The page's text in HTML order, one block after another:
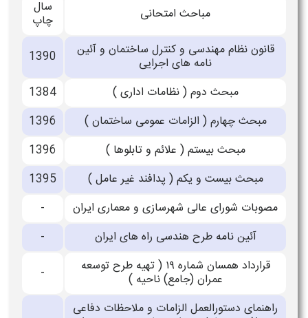
مباحث امتحانی
سال
چاپ
قانون نظام مهندسی و کنترل ساختمان و آئین
نامه های اجرایی
1390
مبحث دوم ( نظامات اداری )
1384
مبحث چهارم ( الزامات عمومی ساختمان )
1396
مبحث بيستم ( علائم و تابلوها )
1396
مبحث بيست و يکم ( پدافند غير عامل )
1395
مصوبات شورای عالی شهرسازی و معماری ايران
-
آئین نامه طرح هندسی راه های ایران
-
قرارداد همسان شماره ۱۹ ( تهیه طرح توسعه
عمران (جامع) ناحیه )
-
راهنمای دستورالعمل الزامات و ملاحظات دفاعی